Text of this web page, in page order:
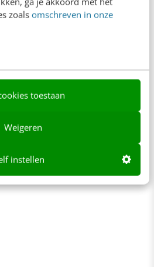
zoals omschreven in onze
toestaan
Weigeren
instellen